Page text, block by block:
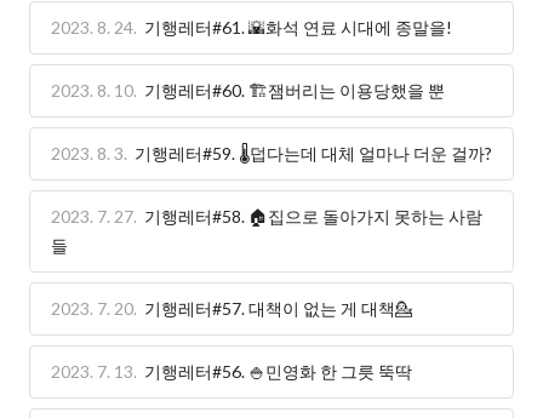
2023. 8. 24. 기행레터#61. 🌇화석 연료 시대에 종말을!
2023. 8. 10. 기행레터#60. 🏗️잼버리는 이용당했을 뿐
2023. 8. 3. 기행레터#59. 🌡️덥다는데 대체 얼마나 더운 걸까?
2023. 7. 27. 기행레터#58. 🏠집으로 돌아가지 못하는 사람
들
2023. 7. 20. 기행레터#57. 대책이 없는 게 대책💁
2023. 7. 13. 기행레터#56. 🍚민영화 한 그릇 뚝딱